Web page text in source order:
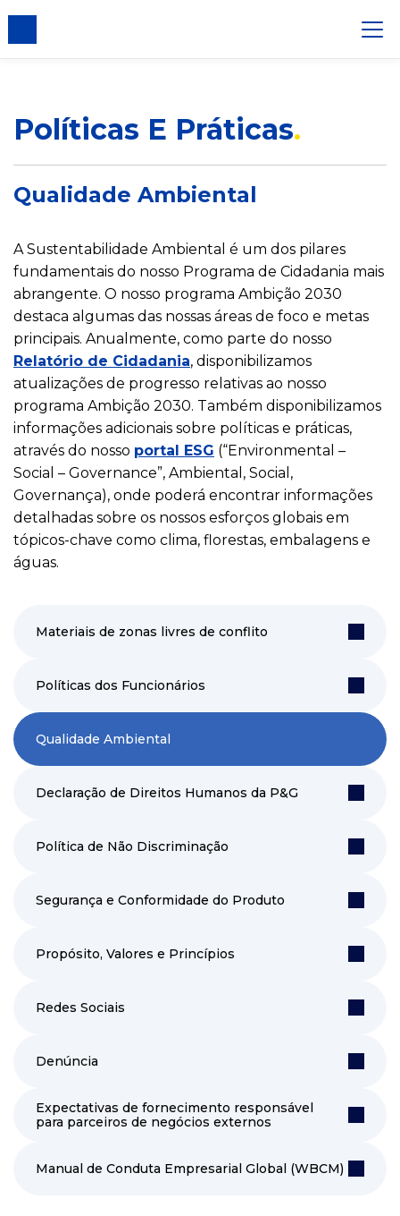
Políticas E Práticas
Qualidade Ambiental
A Sustentabilidade Ambiental é um dos pilares
fundamentais do nosso Programa de Cidadania mais
abrangente. O nosso programa Ambição 2030
destaca algumas das nossas áreas de foco e metas
principais. Anualmente, como parte do nosso
Relatório de Cidadania, disponibilizamos
atualizações de progresso relativas ao nosso
programa Ambição 2030. Também disponibilizamos
informações adicionais sobre políticas e práticas,
através do nosso portal ESG (“Environmental –
Social – Governance”, Ambiental, Social,
Governança), onde poderá encontrar informações
detalhadas sobre os nossos esforços globais em
tópicos-chave como clima, florestas, embalagens e
águas.
Materiais de zonas livres de conflito
Políticas dos Funcionários
Qualidade Ambiental
Declaração de Direitos Humanos da P&G
Política de Não Discriminação
Segurança e Conformidade do Produto
Propósito, Valores e Princípios
Redes Sociais
Denúncia
Expectativas de fornecimento responsável
para parceiros de negócios externos
Manual de Conduta Empresarial Global (WBCM)